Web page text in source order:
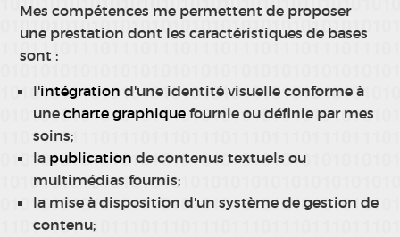
Mes compétences me permettent de proposer
une prestation dont les caractéristiques de bases
sont :
l'intégration d'une identité visuelle conforme à
unecharte graphique fournie ou définie par mes
soins;
la publication de contenus textuels ou
multimédias fournis;
la mise à disposition d'un système de gestion de
contenu;